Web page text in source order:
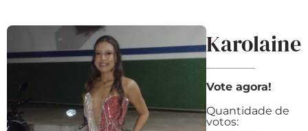
Karolaine
Vote agora!
Quantidade de
votos: